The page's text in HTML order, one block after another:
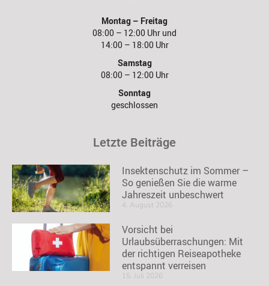
Montag – Freitag
08:00 – 12:00 Uhr und
14:00 – 18:00 Uhr
Samstag
08:00 – 12:00 Uhr
Sonntag
geschlossen
Letzte Beiträge
Insektenschutz im Sommer –
So genießen Sie die warme
Jahreszeit unbeschwert
4. August 2026
Vorsicht bei
Urlaubsüberraschungen: Mit
der richtigen Reiseapotheke
entspannt verreisen
15. Juli 2026